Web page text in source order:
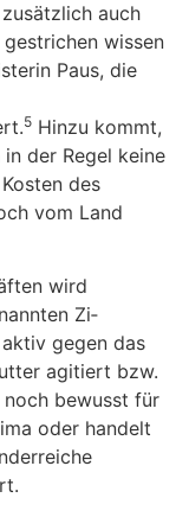
auch
wissen
Paus, die
5 Hinzu kommt,
der Regel keine
des
vom Land
wird
Zi­
gegen das
agitiert bzw.
noch bewusst für
oder handelt